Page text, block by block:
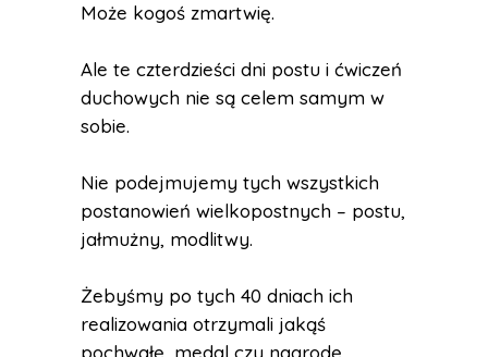
Może kogoś zmartwię.
Ale te czterdzieści dni postu i ćwiczeń
duchowych nie są celem samym w
sobie.
Nie podejmujemy tych wszystkich
postanowień wielkopostnych – postu,
jałmużny, modlitwy.
Żebyśmy po tych 40 dniach ich
realizowania otrzymali jakąś
pochwałę, medal czy nagrodę.